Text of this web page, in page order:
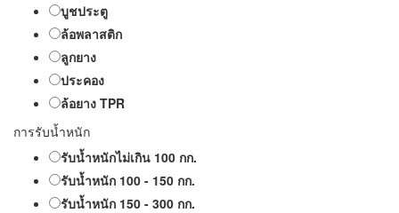
บูชประตู
ล้อพลาสติก
ลูกยาง
ประคอง
ล้อยาง TPR
การรับน้ำหนัก
รับน้ำหนักไม่เกิน 100 กก.
รับน้ำหนัก 100 - 150 กก.
รับน้ำหนัก 150 - 300 กก.